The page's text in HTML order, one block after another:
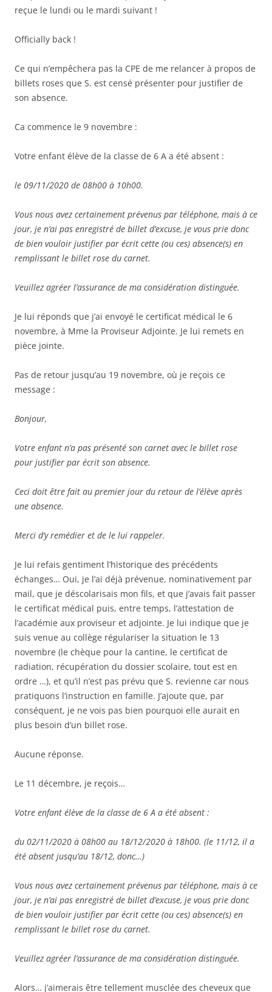
reçue le lundi ou le mardi suivant !
Officially back !
Ce qui n’empêchera pas la CPE de me relancer à propos de
billets roses que S. est censé présenter pour justifier de
son absence.
Ca commence le 9 novembre :
Votre enfant élève de la classe de 6 A a été absent :
le 09/11/2020 de 08h00 à 10h00.
Vous nous avez certainement prévenus par téléphone, mais à ce
jour, je n’ai pas enregistré de billet d’excuse, je vous prie donc
de bien vouloir justifier par écrit cette (ou ces) absence(s) en
remplissant le billet rose du carnet.
Veuillez agréer l’assurance de ma considération distinguée.
Je lui réponds que j’ai envoyé le certificat médical le 6
novembre, à Mme la Proviseur Adjointe. Je lui remets en
pièce jointe.
Pas de retour jusqu’au 19 novembre, où je reçois ce
message :
Bonjour,
Votre enfant n’a pas présenté son carnet avec le billet rose
pour justifier par écrit son absence.
Ceci doit être fait au premier jour du retour de l’élève après
une absence.
Merci d’y remédier et de le lui rappeler.
Je lui refais gentiment l’historique des précédents
échanges… Oui, je l’ai déjà prévenue, nominativement par
mail, que je déscolarisais mon fils, et que j’avais fait passer
le certificat médical puis, entre temps, l’attestation de
l’académie aux proviseur et adjointe. Je lui indique que je
suis venue au collège régulariser la situation le 13
novembre (le chèque pour la cantine, le certificat de
radiation, récupération du dossier scolaire, tout est en
ordre …), et qu’il n’est pas prévu que S. revienne car nous
pratiquons l’instruction en famille. J’ajoute que, par
conséquent, je ne vois pas bien pourquoi elle aurait en
plus besoin d’un billet rose.
Aucune réponse.
Le 11 décembre, je reçois…
Votre enfant élève de la classe de 6 A a été absent :
du 02/11/2020 à 08h00 au 18/12/2020 à 18h00. (le 11/12, il a
été absent jusqu’au 18/12, donc…)
Vous nous avez certainement prévenus par téléphone, mais à ce
jour, je n’ai pas enregistré de billet d’excuse, je vous prie donc
de bien vouloir justifier par écrit cette (ou ces) absence(s) en
remplissant le billet rose du carnet.
Veuillez agréer l’assurance de ma considération distinguée.
Alors… j’aimerais être tellement musclée des cheveux que